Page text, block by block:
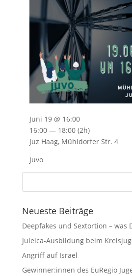
Juni 19 @ 16:00
16:00 — 18:00 (2h)
Juz Haag, Mühldorfer Str. 4
Juvo
Neueste Beiträge
Deepfakes und Sextortion – was
Juleica-Ausbildung beim
Angriff auf Israel
Gewinner:innen des EuRegio